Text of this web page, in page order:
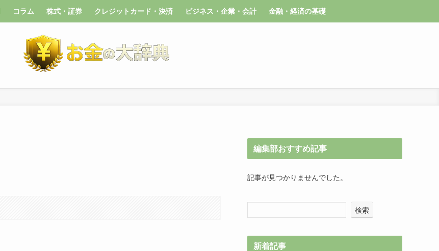
コラム 株式・証券 クレジットカード・決済 ビジネス・企業・会計 金融・経済の基礎
編集部おすすめ記事
記事が見つかりませんでした。
検索
新着記事